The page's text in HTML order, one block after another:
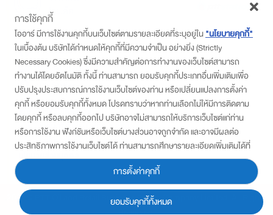
ไทยเด็ด
ติดตามเราที่
PTT Station
Thaidetpttstation
PTT Station
สมัครเข้าร่วมโครงการ
• แบบสมัครสำหรับ พีทีที สเตชั่น
• แบบสมัครสำหรับผู้ประกอบการ/ชุมชน
นโยบายส่วนบุคคล
2022© PTT Oil and Retail Business Public Company Limited. All Rights
Reserved.
การใช้คุกกี้
โออาร์ มีการใช้งานคุกกี้บนเว็บไซต์ตามรายละเอียดที่ระบุอยู่ใน"นโยบายคุกกี้"
ในเบื้องต้น บริษัทได้กำหนดให้คุกกี้ที่มีความจำเป็น อย่างยิ่ง (Strictly
Necessary Cookies) ซึ่งมีความสำคัญต่อการทำงานของเว็บไซต์สามารถ
ทำงานได้โดยอัตโนมัติ ทั้งนี้ ท่านสามารถ ยอมรับคุกกี้ประเภทอื่นเพิ่มเติมเพื่อ
ปรับปรุงประสบการณ์การใช้งานเว็บไซต์ของท่าน หรือเปลี่ยนแปลงการตั้งค่า
คุกกี้ หรือยอมรับคุกกี้ทั้งหมด โปรดทราบว่าหากท่านเลือกไม่ให้มีการติดตาม
โดยคุกกี้ หรือลบคุกกี้ออกไป บริษัทอาจไม่สามารถให้บริการเว็บไซต์แก่ท่าน
หรือการใช้งาน ฟังก์ชันหรือเว็บไซต์บางส่วนอาจถูกจำกัด และอาจมีผลต่อ
ประสิทธิภาพการใช้งานเว็บไซต์ได้ ท่านสามารถศึกษารายละเอียดเพิ่มเติมได้ที่
“ประกาศความเป็นส่วนตัว”
การตั้งค่าคุกกี้
ยอมรับคุกกี้ทั้งหมด